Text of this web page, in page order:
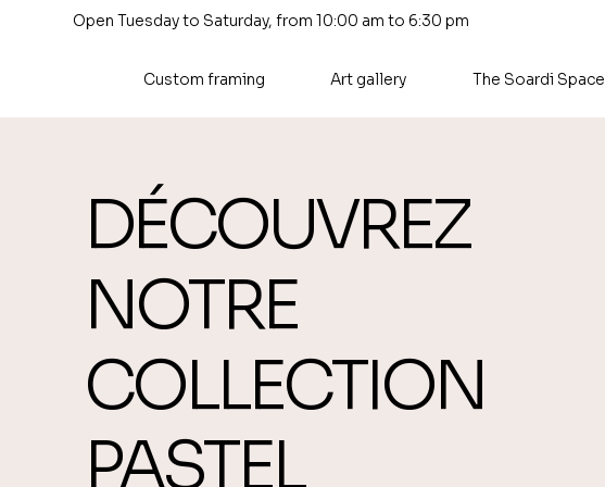
Open Tuesday to Saturday, from 10:00 am to 6:30 pm
Custom framing Art gallery The Soardi Space
DÉCOUVREZ
NOTRE
COLLECTION
PASTEL